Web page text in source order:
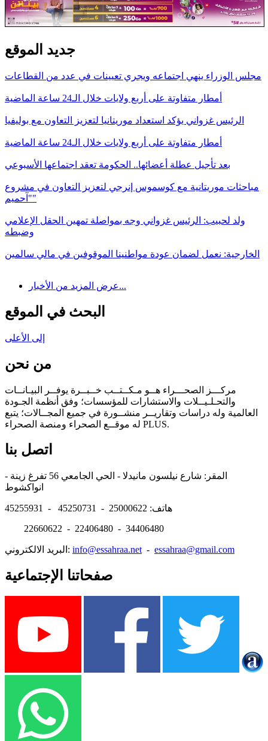
جديد الموقع
مجلس الوزراء ينهي اجتماعه ويجري تعيينات في عدد من القطاعات
أمطار متفاوتة على أربع ولايات خلال الـ24 ساعة الماضية
الرئيس غزواني يؤكد استعداد موريتانيا لتعزيز التعاون مع بوليفيا
أمطار متفاوتة على أربع ولايات خلال الـ24 ساعة الماضية
بعد تأجيل عطلة أعضائها.. الحكومة تعقد اجتماعها الأسبوعي
مباحثات موريتانية مع كوسموس إنرجي لتعزيز التعاون في مشروع
"آحميم"
ولد لحبيب: الرئيس غزواني وجه بمواصلة تمهين الحقل الإعلامي
وضبطه
الخارجية: نعمل لضمان عودة مواطنينا الموقوفين في مالي سالمين
عرض المزيد من الأخبار...
البحث في الموقع
إلى الأعلى
من نحن
مركـــز الصحـــراء هــو مـكــتــب خــبــرة يوفــر البيـانــات
والتحـلـيــلات والاستشارات للمؤسسات؛ وفق أنظمة الجـودة
العالمية وله دراسات وتقاريــر منشــورة في جميع المجــالات؛ يتبع
له موقــع الصحراء ومنصة الصحراء PLUS.
اتصل بنا
المقر: شارع نيلسون مانيدلا - الحي الجامعي 56 تفرغ زينة -
هاتف: 25000622 - 45250731 - 45255931
22660622 - 22406480 - 34406480
البريد الالكتروني: info@essahraa.net - essahraa@gmail.com
صفحاتنا الإجتماعية